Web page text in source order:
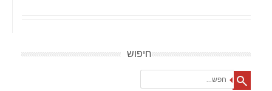
חיפוש